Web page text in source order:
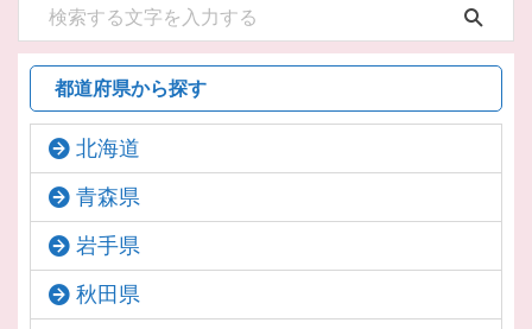
都道府県から探す
北海道
青森県
岩手県
秋田県